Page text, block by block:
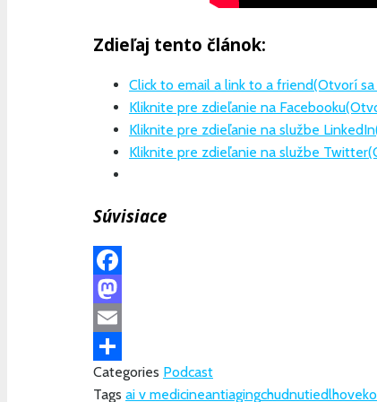
Zdieľaj tento článok:
Click to email a link to a friend(Otvorí
Kliknite pre zdieľanie na
Kliknite pre zdieľanie na službe
Kliknite pre zdieľanie na službe
Súvisiace
Facebook
Mastodon
Email
Share
Categories Podcast
Tags ai v medicineantiagingchudnutie